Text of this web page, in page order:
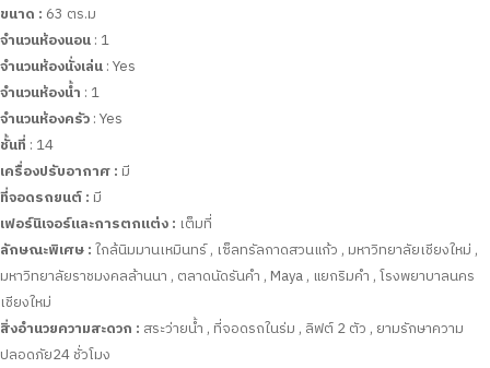
ขนาด : 63 ตร.ม
จำนวนห้องนอน: 1
จำนวนห้องนั่งเล่น: Yes
จำนวนห้องน้ำ : 1
จำนวนห้องครัว: Yes
ชั้นที่ : 14
เครื่องปรับอากาศ : มี
ที่จอดรถยนต์ : มี
เฟอร์นิเจอร์และการตกแต่ง : เต็มที่
ลักษณะพิเศษ :ใกล้นิมมานเหมินทร์ , เซ็ลทรัลกาดสวนแก้ว , มหาวิทยาลัยเชียงใหม่ ,
มหาวิทยาลัยราชมงคลล้านนา , ตลาดนัดรันคำ , Maya , แยกริมคำ , โรงพยาบาลนคร
เชียงใหม่
สิ่งอำนวยความสะดวก : สระว่ายน้ำ , ที่จอดรถในร่ม , ลิฟต์ 2 ตัว , ยามรักษาความ
ปลอดภัย24 ชั่วโมง